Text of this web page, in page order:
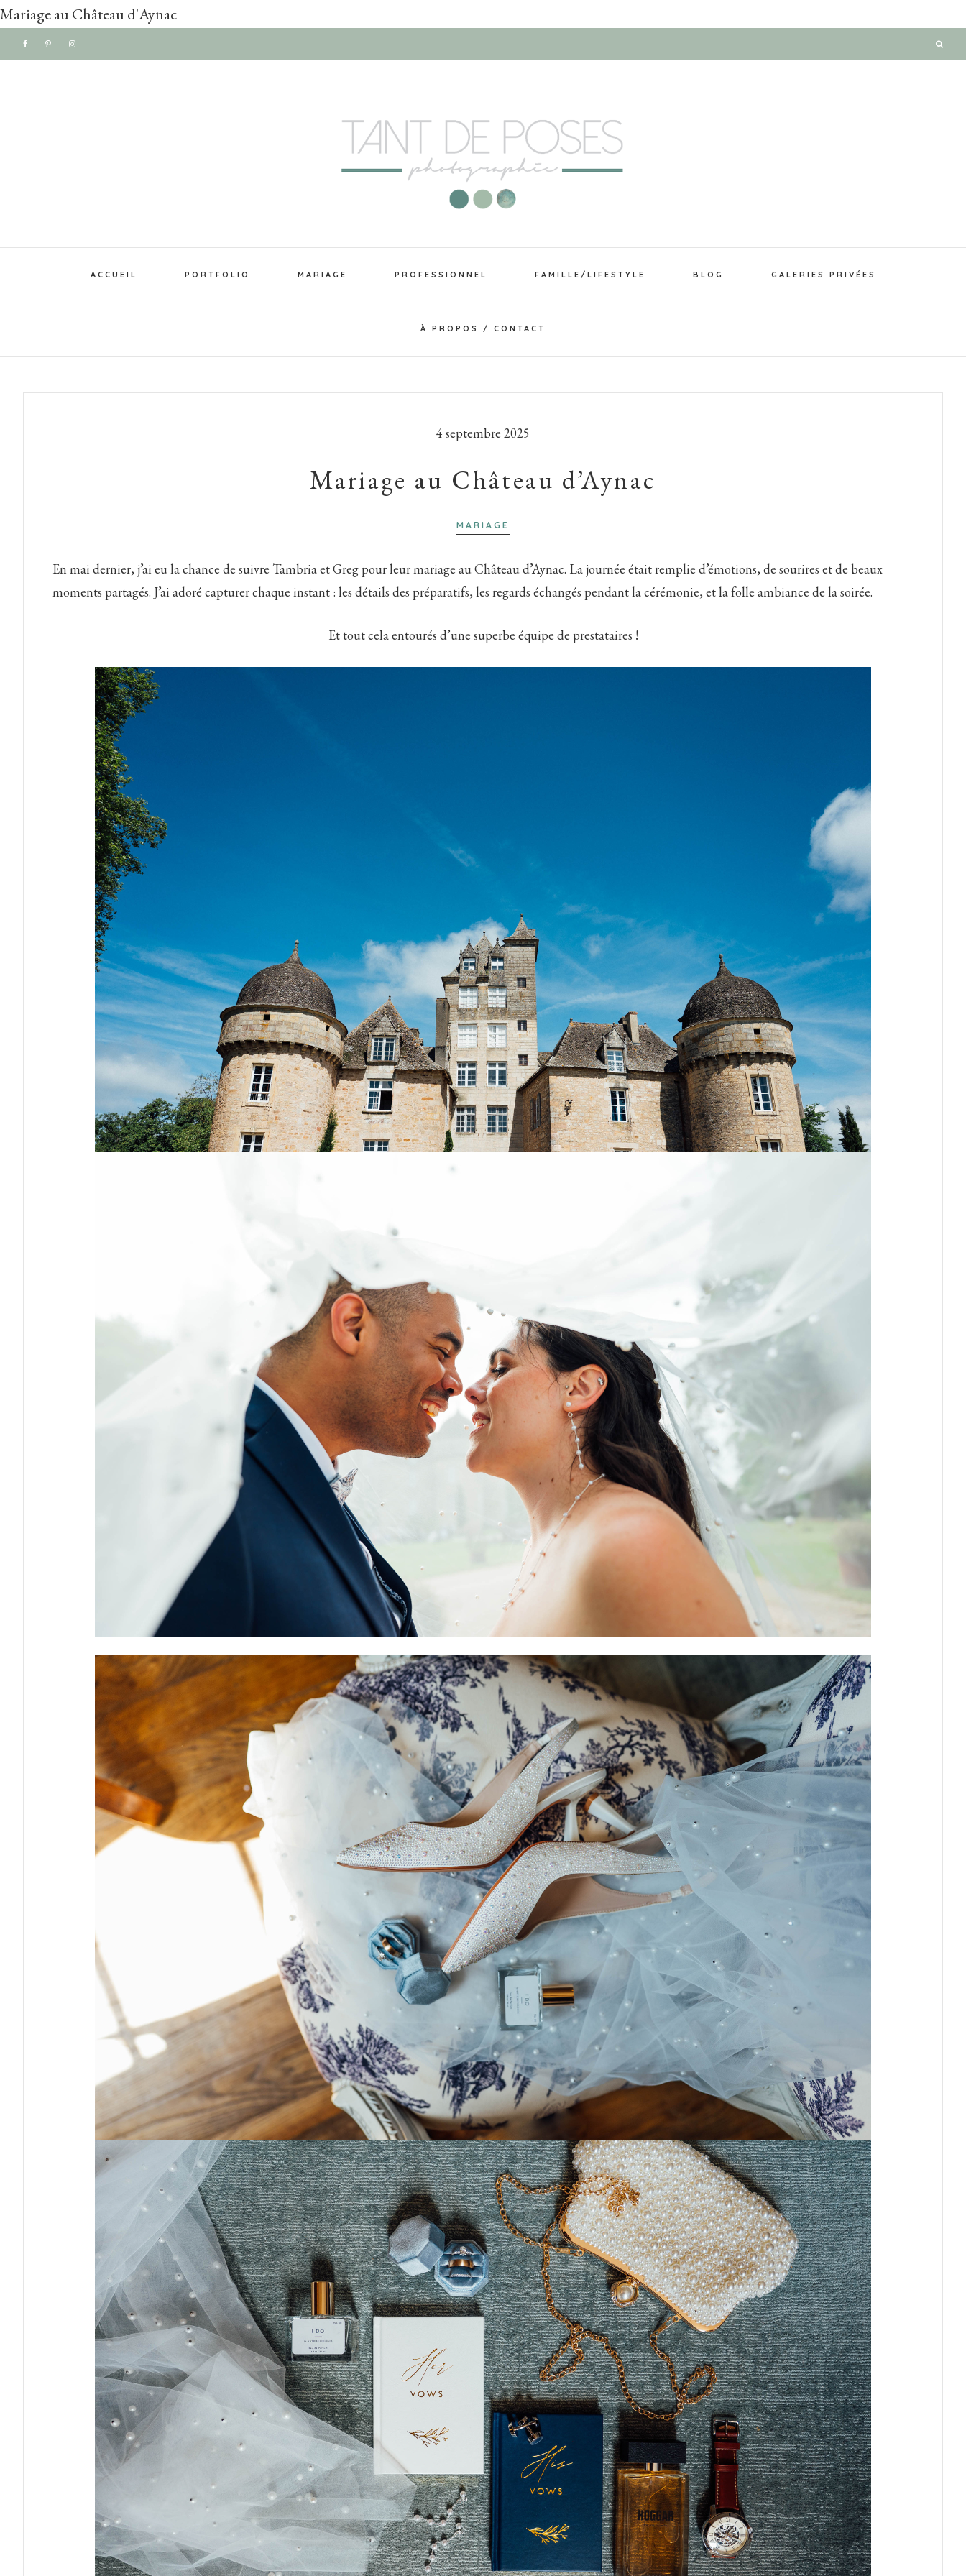
Mariage au Château d'Aynac
Passer
à
Passer
au
ACCUEIL PORTFOLIO MARIAGE PROFESSIONNEL FAMILLE/LIFESTYLE BLOG GALERIES PRIVÉES
À PROPOS / CONTACT
4 septembre 2025
Mariage au Château d’Aynac
MARIAGE
En mai dernier, j’ai eu la chance de suivre Tambria et Greg pour leur mariage au Château d’Aynac. La journée était remplie d’émotions, de sourires et de beaux
moments partagés. J’ai adoré capturer chaque instant : les détails des préparatifs, les regards échangés pendant la cérémonie, et la folle ambiance de la soirée.
Et tout cela entourés d’une superbe équipe de prestataires !